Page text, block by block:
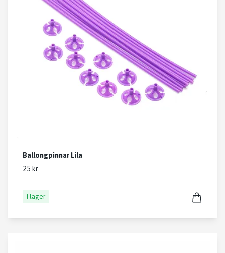
Ballongpinnar Lila
25 kr
I lager